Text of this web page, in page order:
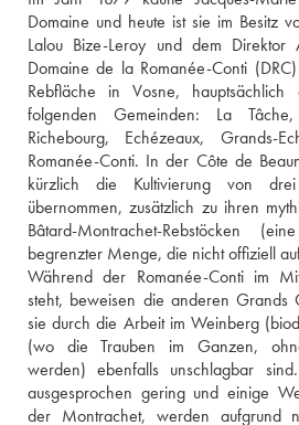
Domaine und heute ist sie im Besitz
Lalou Bize-Leroy und dem
Domaine de la Romanée-Conti
Rebfläche in Vosne,
folgenden Gemeinden: La Tâche,
Richebourg, Echézeaux, Grands-
Romanée-Conti. In der Côte de
kürzlich die Kultivierung von
übernommen, zusätzlich zu ihren
Bâtard-Montrachet-Rebstöcken
begrenzter Menge, die nicht offiziell
Während der Romanée-Conti im
steht, beweisen die anderen Grands
sie durch die Arbeit im Weinberg
(wo die Trauben im Ganzen,
werden) ebenfalls unschlagbar
ausgesprochen gering und einige
der Montrachet, werden aufgrund